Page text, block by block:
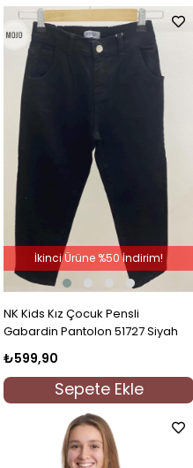
NK Kids Kız Çocuk Pensli
Gabardin Pantolon 51727 Siyah
₺599,90
Sepete Ekle
İkinci Ürüne %50 İndirim!